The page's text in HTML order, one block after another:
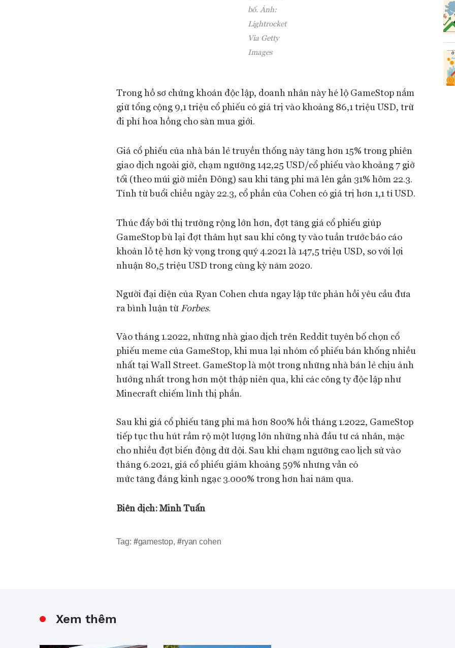
bố. Ảnh:
Lightrocket
Via Getty
Images
Trong hồ sơ chứng khoán độc lập, doanh nhân này hé lộ GameStop nắm
giữ tổng cộng 9,1 triệu cổ phiếu có giá trị vào khoảng 86,1 triệu USD, trừ
đi phí hoa hồng cho sàn mua giới.
Giá cổ phiếu của nhà bán lẻ truyền thống này tăng hơn 15% trong phiên
giao dịch ngoài giờ, chạm ngưỡng 142,25 USD/cổ phiếu vào khoảng 7 giờ
tối (theo múi giờ miền Đông) sau khi tăng phi mã lên gần 31% hôm 22.3.
Tính từ buổi chiều ngày 22.3, cổ phần của Cohen có giá trị hơn 1,1 tỉ USD.
Thúc đẩy bởi thị trường rộng lớn hơn, đợt tăng giá cổ phiếu giúp
GameStop bù lại đợt thâm hụt sau khi công ty vào tuần trước báo cáo
khoản lỗ tệ hơn kỳ vọng trong quý 4.2021 là 147,5 triệu USD, so với lợi
nhuận 80,5 triệu USD trong cùng kỳ năm 2020.
Người đại diện của Ryan Cohen chưa ngay lập tức phản hồi yêu cầu đưa
ra bình luận từ Forbes.
Vào tháng 1.2022, những nhà giao dịch trên Reddit tuyên bố chọn cổ
phiếu meme của GameStop, khi mua lại nhóm cổ phiếu bán khống nhiều
nhất tại Wall Street. GameStop là một trong những nhà bán lẻ chịu ảnh
hưởng nhất trong hơn một thập niên qua, khi các công ty độc lập như
Minecraft chiếm lĩnh thị phần.
Sau khi giá cổ phiếu tăng phi mã hơn 800% hồi tháng 1.2022, GameStop
tiếp tục thu hút rầm rộ một lượng lớn những nhà đầu tư cá nhân, mặc
cho nhiều đợt biến động dữ dội. Sau khi chạm ngưỡng cao lịch sử vào
tháng 6.2021, giá cổ phiếu giảm khoảng 59% nhưng vẫn có
mức tăng đáng kinh ngạc 3.000% trong hơn hai năm qua.
Biên dịch:Minh Tuấn
Tag: #gamestop, #ryan cohen
Xem thêm